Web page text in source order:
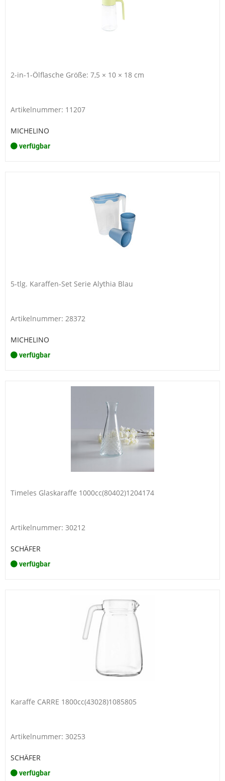
2-in-1-Ölflasche Größe: 7,5 × 10 × 18 cm
Artikelnummer: 11207
MICHELINO
verfügbar
5-tlg. Karaffen-Set Serie Alythia Blau
Artikelnummer: 28372
MICHELINO
verfügbar
Timeles Glaskaraffe 1000cc(80402)1204174
Artikelnummer: 30212
SCHÄFER
verfügbar
Karaffe CARRE 1800cc(43028)1085805
Artikelnummer: 30253
SCHÄFER
verfügbar